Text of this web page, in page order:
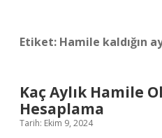
Etiket: Hamile kaldığın
Kaç Aylık Hamile
Hesaplama
Tarih: Ekim 9, 2024